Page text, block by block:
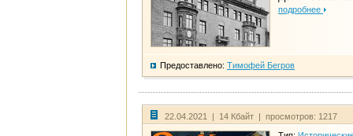
подробнее
Предоставлено: Тимофей Бегров
22.04.2021 | 14 Кбайт | просмотров: 1217